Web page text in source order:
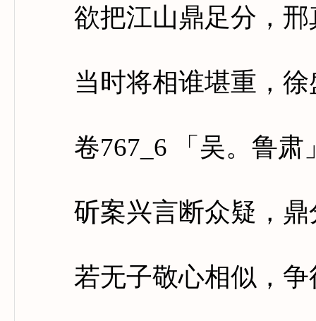
欲把江山鼎足分，邢
当时将相谁堪重，徐
卷767_6 「吴。鲁肃
斫案兴言断众疑，鼎
若无子敬心相似，争